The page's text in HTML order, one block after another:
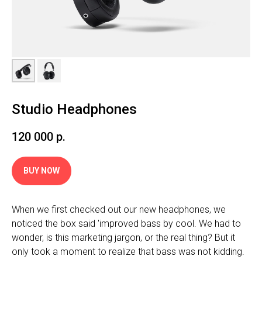
Studio Headphones
120 000 р.
BUY NOW
When we first checked out our new headphones, we
noticed the box said 'improved bass by cool. We had to
wonder, is this marketing jargon, or the real thing? But it
only took a moment to realize that bass was not kidding.